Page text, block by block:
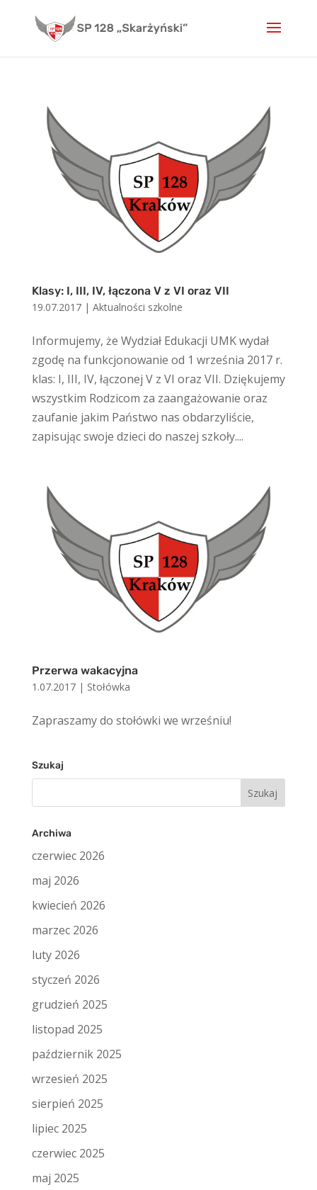
content
Klasy: I, III, IV, łączona V z VI oraz VII
19.07.2017| Aktualności szkolne
Informujemy, że Wydział Edukacji UMK wydał
zgodę na funkcjonowanie od 1 września 2017 r.
klas: I, III, IV, łączonej V z VI oraz VII. Dziękujemy
wszystkim Rodzicom za zaangażowanie oraz
zaufanie jakim Państwo nas obdarzyliście,
zapisując swoje dzieci do naszej szkoły....
Przerwa wakacyjna
1.07.2017| Stołówka
Zapraszamy do stołówki we wrześniu!
Szukaj
Archiwa
czerwiec 2026
maj 2026
kwiecień 2026
marzec 2026
luty 2026
styczeń 2026
grudzień 2025
listopad 2025
październik 2025
wrzesień 2025
sierpień 2025
lipiec 2025
czerwiec 2025
maj 2025